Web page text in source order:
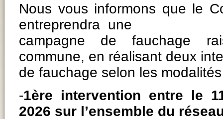
Nous vous informons que le
entreprendra une
campagne de fauchage
commune, en réalisant deux
de fauchage selon les
-1ère intervention entre le
2026 sur l’ensemble du